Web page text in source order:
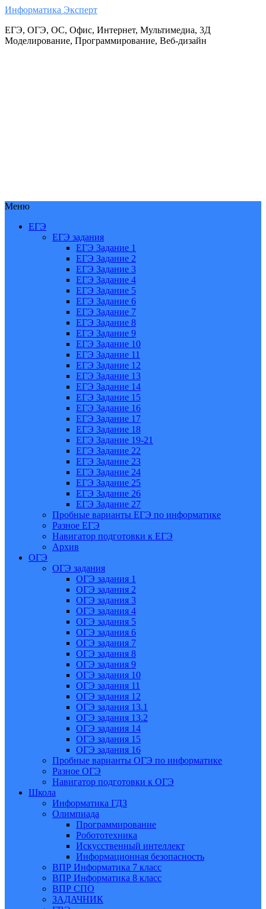
Информатика Эксперт
ЕГЭ, ОГЭ, ОС, Офис, Интернет, Мультимедиа, 3Д
Моделирование, Программирование, Веб-дизайн
Меню
ЕГЭ
ЕГЭ задания
ЕГЭ Задание 1
ЕГЭ Задание 2
ЕГЭ Задание 3
ЕГЭ Задание 4
ЕГЭ Задание 5
ЕГЭ Задание 6
ЕГЭ Задание 7
ЕГЭ Задание 8
ЕГЭ Задание 9
ЕГЭ Задание 10
ЕГЭ Задание 11
ЕГЭ Задание 12
ЕГЭ Задание 13
ЕГЭ Задание 14
ЕГЭ Задание 15
ЕГЭ Задание 16
ЕГЭ Задание 17
ЕГЭ Задание 18
ЕГЭ Задание 19-21
ЕГЭ Задание 22
ЕГЭ Задание 23
ЕГЭ Задание 24
ЕГЭ Задание 25
ЕГЭ Задание 26
ЕГЭ Задание 27
Пробные варианты ЕГЭ по информатике
Разное ЕГЭ
Навигатор подготовки к ЕГЭ
Архив
ОГЭ
ОГЭ задания
ОГЭ задания 1
ОГЭ задания 2
ОГЭ задания 3
ОГЭ задания 4
ОГЭ задания 5
ОГЭ задания 6
ОГЭ задания 7
ОГЭ задания 8
ОГЭ задания 9
ОГЭ задания 10
ОГЭ задания 11
ОГЭ задания 12
ОГЭ задания 13.1
ОГЭ задания 13.2
ОГЭ задания 14
ОГЭ задания 15
ОГЭ задания 16
Пробные варианты ОГЭ по информатике
Разное ОГЭ
Навигатор подготовки к ОГЭ
Школа
Информатика ГДЗ
Олимпиада
Программирование
Робототехника
Искусственный интеллект
Информационная безопасность
ВПР Информатика 7 класс
ВПР Информатика 8 класс
ВПР СПО
ЗАДАЧНИК